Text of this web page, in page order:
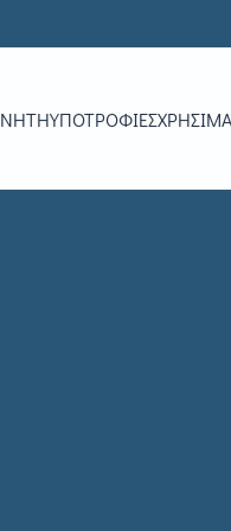
ΥΠΟΤΡΟΦΊΕΣΧΡΗΣΙΜΑ